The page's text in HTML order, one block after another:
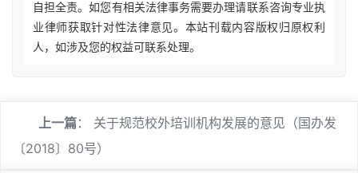
自担全责。如您有相关法律事务需要办理请联系咨询专业执
业律师获取针对性法律意见。本站刊载内容版权归原权利
人，如涉及您的权益可联系处理。
上一篇： 关于规范校外培训机构发展的意见（国办发
〔2018〕80号）